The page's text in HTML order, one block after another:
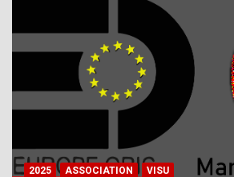
h
a
2025 ASSOCIATION VISU